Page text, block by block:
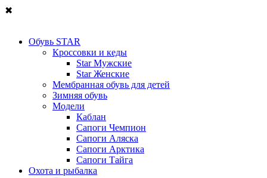
✖
Обувь STAR
Кроссовки и кеды
Star Мужские
Star Женские
Мембранная обувь для детей
Зимняя обувь
Модели
Каблан
Сапоги Чемпион
Сапоги Аляска
Сапоги Арктика
Сапоги Тайга
Охота и рыбалка